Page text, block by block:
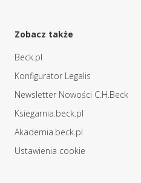
Zobacz także
Beck.pl
Konfigurator Legalis
Newsletter Nowości C.H.Beck
Ksiegarnia.beck.pl
Akademia.beck.pl
Ustawienia cookie